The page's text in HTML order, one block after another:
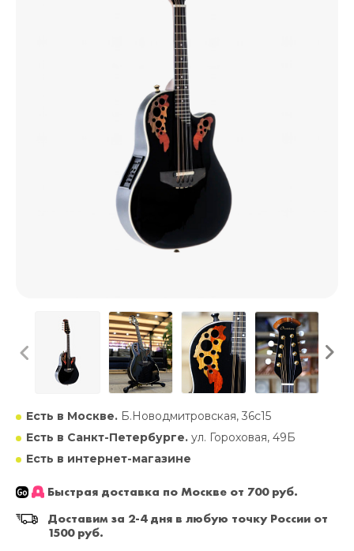
Есть в Москве. Б.Новодмитровская, 36с15
Есть в Санкт-Петербурге. ул. Гороховая, 49Б
Есть в интернет-магазине
Быстрая доставка по Москве от 700 руб.
Доставим за 2-4 дня в любую точку России от
1500 руб.